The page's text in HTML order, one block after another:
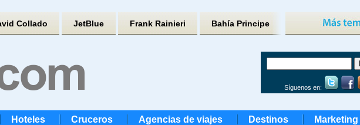
Collado JetBlue Frank Rainieri Bahía Principe
Síguenos en:
Hoteles Cruceros Agencias de viajes Destinos Marketing